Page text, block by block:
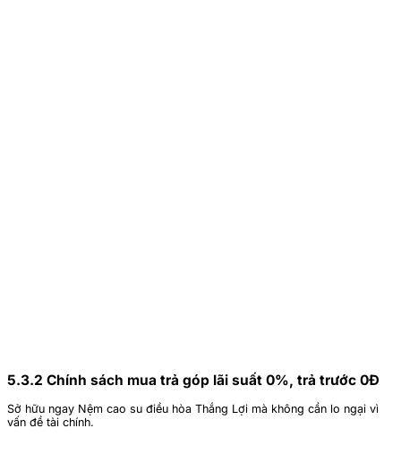
5.3.2 Chính sách mua trả góp lãi suất 0%, trả trước 0Đ
Sở hữu ngay Nệm cao su điều hòa Thắng Lợi mà không cần lo ngại vì
vấn đề tài chính.